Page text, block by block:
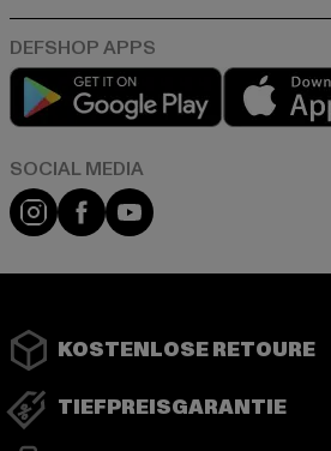
Play market
Instagram
FacebookYouTube
KOSTENLOSE RETOURE
TIEFPREISGARANTIE